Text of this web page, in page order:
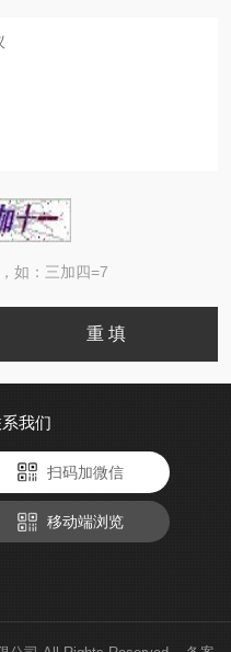
如：三加四=7
我们
扫码加微信
移动端浏览